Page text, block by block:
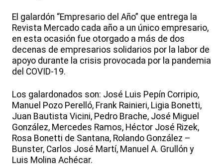
El galardón “Empresario del Año” que entrega la
Revista Mercado cada año a un único empresario,
en esta ocasión fue otorgado a más de dos
decenas de empresarios solidarios por la labor de
apoyo durante la crisis provocada por la pandemia
del COVID-19.
Los galardonados son: José Luis Pepín Corripio,
Manuel Pozo Perelló, Frank Rainieri, Ligia Bonetti,
Juan Bautista Vicini, Pedro Brache, José Miguel
González, Mercedes Ramos, Héctor José Rizek,
Rosa Bonetti de Santana, Rolando González –
Bunster, Carlos José Martí, Manuel A. Grullón y
Luis Molina Achécar.